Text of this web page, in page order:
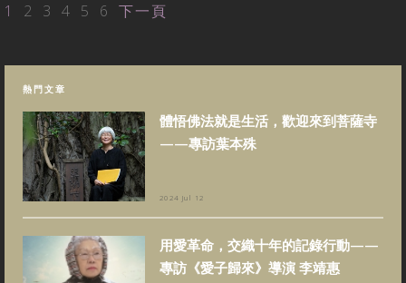
1 2 3 4 5 6 下一頁
熱門文章
體悟佛法就是生活，歡迎來到菩薩寺
——專訪葉本殊
2024 Jul 12
用愛革命，交織十年的記錄行動——
專訪《愛子歸來》導演 李靖惠